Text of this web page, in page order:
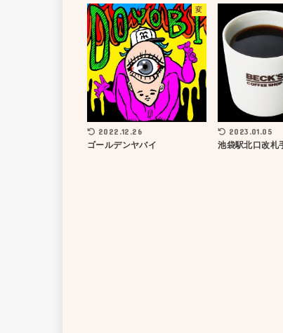
変
2022.12.26
ゴールデンヤバイ
2023.01.05
池袋駅北口改札